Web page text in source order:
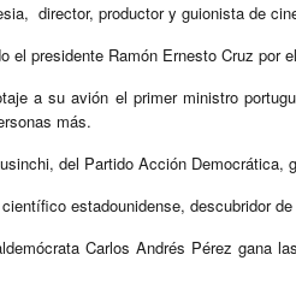
director, productor y guionista de
el presidente Ramón Ernesto Cruz por
a su avión el primer ministro
más.
del Partido Acción Democrática,
estadounidense, descubridor
Carlos Andrés Pérez gana